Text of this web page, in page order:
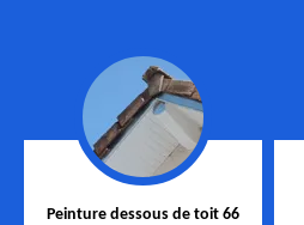
Peinture dessous de toit 66